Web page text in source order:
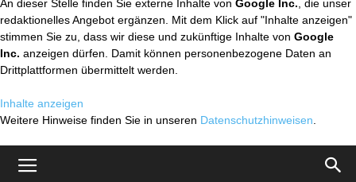
An dieser Stelle finden Sie externe Inhalte von Google Inc. , die unser
redaktionelles Angebot ergänzen. Mit dem Klick auf "Inhalte anzeigen"
stimmen Sie zu, dass wir diese und zukünftige Inhalte von Google
Inc. anzeigen dürfen. Damit können personenbezogene Daten an
Drittplattformen übermittelt werden.
Inhalte anzeigen
Weitere Hinweise finden Sie in unseren Datenschutzhinweisen